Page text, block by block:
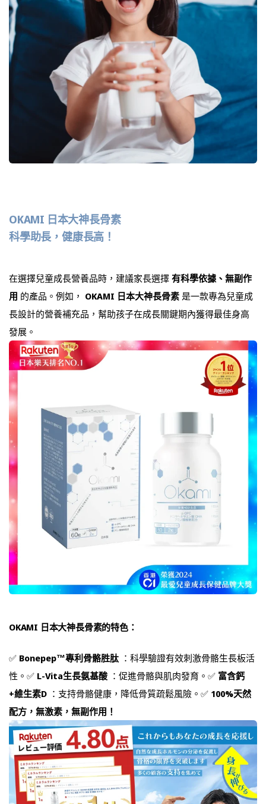
OKAMI 日本大神長骨素
科學助長，健康長高！
在選擇兒童成長營養品時，建議家長選擇 有科學依據、無副作
用 的產品。例如， OKAMI 日本大神長骨素 是一款專為兒童成
長設計的營養補充品，幫助孩子在成長關鍵期內獲得最佳身高
發展。
OKAMI 日本大神長骨素的特色：
✅ Bonepep™專利骨骼胜肽 ：科學驗證有效刺激骨骼生長板活
性。✅ L-Vita生長氨基酸 ：促進骨骼與肌肉發育。✅ 富含鈣
+維生素D ：支持骨骼健康，降低骨質疏鬆風險。✅ 100%天然
配方，無激素，無副作用！